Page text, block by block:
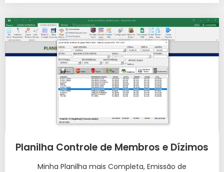
Planilha Controle de Membros e Dízimos
Minha Planilha mais Completa, Emissão de